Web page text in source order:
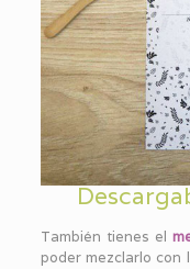
También tienes el
poder mezclarlo con